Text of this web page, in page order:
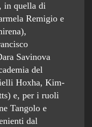
in quella di
Remigio e
Savinova
del
Hoxha, Kim-
e, per i ruoli
Tangolo e
dal